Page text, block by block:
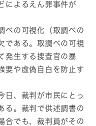
によるえん罪事件が
べの可視化（取調べの
である。取調べの可視
発生する捜査官の暴
要や虚偽自白を防止す
、裁判が市民にとっ
る。裁判で供述調書の
合でも、裁判員がその